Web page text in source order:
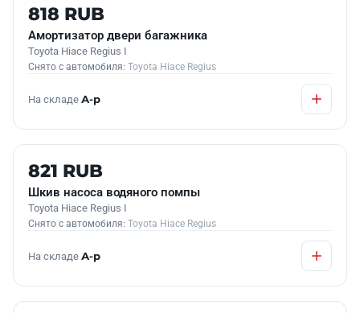
Б/У В НАЛИЧИИ
818 RUB
Амортизатор двери багажника
Toyota Hiace Regius I
Снято с автомобиля: Toyota Hiace Regius
На складе А-р
Б/У В НАЛИЧИИ
821 RUB
Шкив насоса водяного помпы
Toyota Hiace Regius I
Снято с автомобиля: Toyota Hiace Regius
На складе А-р